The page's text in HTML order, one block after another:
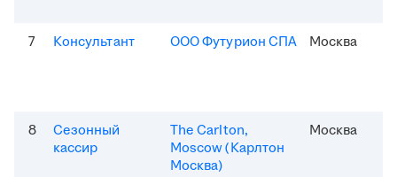
7 Консультант ООО Футурион СПА Москва
8
Сезонный
кассир
The Carlton,
Moscow (Карлтон
Москва)
Москва